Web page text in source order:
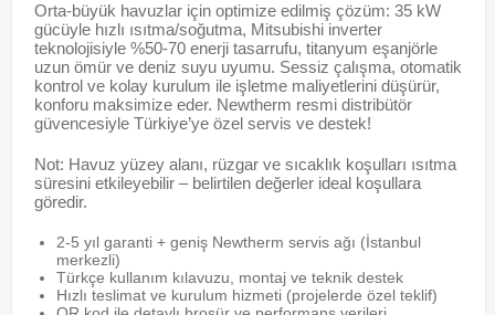
Orta-büyük havuzlar için optimize edilmiş çözüm: 35 kW
gücüyle hızlı ısıtma/soğutma, Mitsubishi inverter
teknolojisiyle %50-70 enerji tasarrufu, titanyum eşanjörle
uzun ömür ve deniz suyu uyumu. Sessiz çalışma, otomatik
kontrol ve kolay kurulum ile işletme maliyetlerini düşürür,
konforu maksimize eder. Newtherm resmi distribütör
güvencesiyle Türkiye’ye özel servis ve destek!
Not: Havuz yüzey alanı, rüzgar ve sıcaklık koşulları ısıtma
süresini etkileyebilir – belirtilen değerler ideal koşullara
göredir.
2-5 yıl garanti + geniş Newtherm servis ağı (İstanbul
merkezli)
Türkçe kullanım kılavuzu, montaj ve teknik destek
Hızlı teslimat ve kurulum hizmeti (projelerde özel teklif)